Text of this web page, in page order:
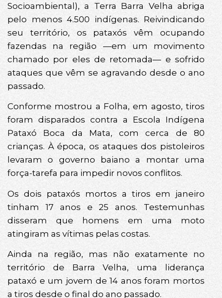
Socioambiental), a Terra Barra Velha abriga
pelo menos 4.500 indígenas. Reivindicando
seu território, os pataxós vêm ocupando
fazendas na região —em um movimento
chamado por eles de retomada— e sofrido
ataques que vêm se agravando desde o ano
passado.
Conforme mostrou a Folha, em agosto, tiros
foram disparados contra a Escola Indígena
Pataxó Boca da Mata, com cerca de 80
crianças. À época, os ataques dos pistoleiros
levaram o governo baiano a montar uma
força-tarefa para impedir novos conflitos.
Os dois pataxós mortos a tiros em janeiro
tinham 17 anos e 25 anos. Testemunhas
disseram que homens em uma moto
atingiram as vítimas pelas costas.
Ainda na região, mas não exatamente no
território de Barra Velha, uma liderança
pataxó e um jovem de 14 anos foram mortos
a tiros desde o final do ano passado.